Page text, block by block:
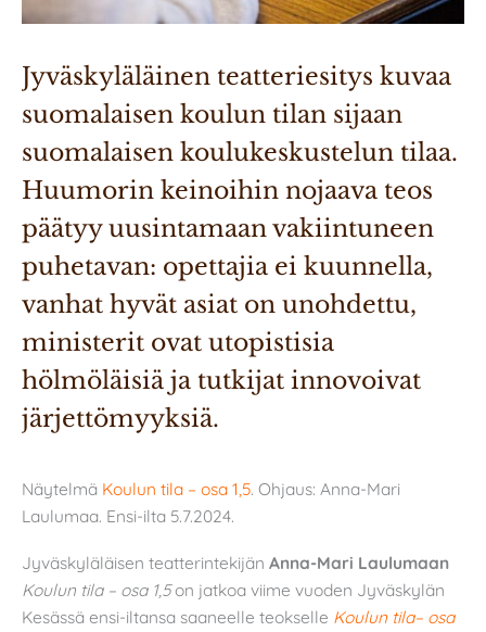
Jyväskyläläinen teatteriesitys kuvaa
suomalaisen koulun tilan sijaan
suomalaisen koulukeskustelun tilaa.
Huumorin keinoihin nojaava teos
päätyy uusintamaan vakiintuneen
puhetavan: opettajia ei kuunnella,
vanhat hyvät asiat on unohdettu,
ministerit ovat utopistisia
hölmöläisiä ja tutkijat innovoivat
järjettömyyksiä.
Näytelmä Koulun tila – osa 1,5. Ohjaus: Anna-Mari
Laulumaa. Ensi-ilta 5.7.2024.
Jyväskyläläisen teatterintekijän Anna-Mari Laulumaan
Koulun tila – osa 1,5on jatkoa viime vuoden Jyväskylän
Kesässä ensi-iltansa saaneelle teokselle Koulun tila– osa